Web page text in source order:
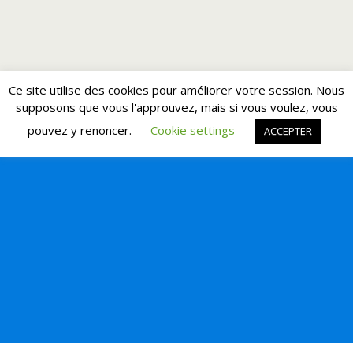
Ce site utilise des cookies pour améliorer votre session. Nous
supposons que vous l'approuvez, mais si vous voulez, vous
pouvez y renoncer.
Cookie settings ACCEPTER